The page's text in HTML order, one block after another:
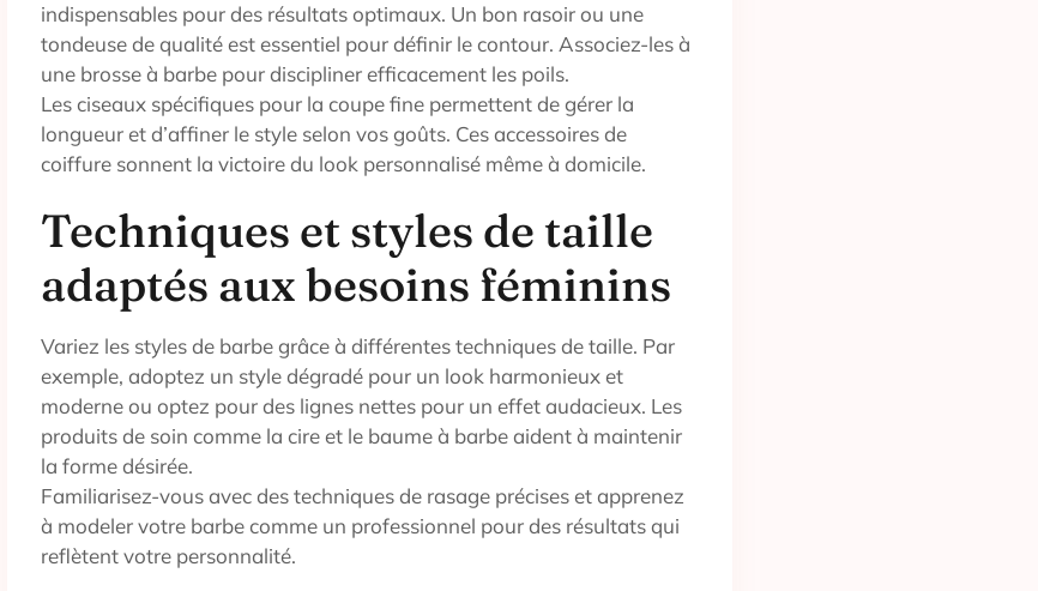
indispensables pour des résultats optimaux. Un bon rasoir ou une
tondeuse de qualité est essentiel pour définir le contour. Associez-les à
une brosse à barbe pour discipliner efficacement les poils.
Les ciseaux spécifiques pour la coupe fine permettent de gérer la
longueur et d’affiner le style selon vos goûts. Ces accessoires de
coiffure sonnent la victoire du look personnalisé même à domicile.
Techniques et styles de taille
adaptés aux besoins féminins
Variez les styles de barbe grâce à différentes techniques de taille. Par
exemple, adoptez un style dégradé pour un look harmonieux et
moderne ou optez pour des lignes nettes pour un effet audacieux. Les
produits de soin comme la cire et le baume à barbe aident à maintenir
la forme désirée.
Familiarisez-vous avec des techniques de rasage précises et apprenez
à modeler votre barbe comme un professionnel pour des résultats qui
reflètent votre personnalité.